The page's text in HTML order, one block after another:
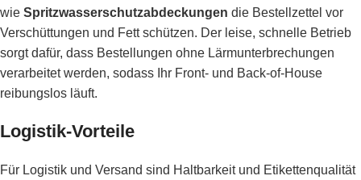
wie Spritzwasserschutzabdeckungen die Bestellzettel vor
Verschüttungen und Fett schützen. Der leise, schnelle Betrieb
sorgt dafür, dass Bestellungen ohne Lärmunterbrechungen
verarbeitet werden, sodass Ihr Front- und Back-of-House
reibungslos läuft.
Logistik-Vorteile
Für Logistik und Versand sind Haltbarkeit und Etikettenqualität